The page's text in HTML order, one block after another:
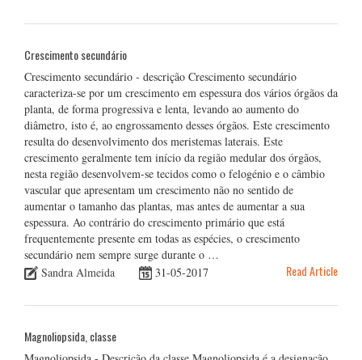
Crescimento secundário
Crescimento secundário - descrição Crescimento secundário
caracteriza-se por um crescimento em espessura dos vários órgãos da
planta, de forma progressiva e lenta, levando ao aumento do
diâmetro, isto é, ao engrossamento desses órgãos. Este crescimento
resulta do desenvolvimento dos meristemas laterais. Este
crescimento geralmente tem início da região medular dos órgãos,
nesta região desenvolvem-se tecidos como o felogénio e o câmbio
vascular que apresentam um crescimento não no sentido de
aumentar o tamanho das plantas, mas antes de aumentar a sua
espessura. Ao contrário do crescimento primário que está
frequentemente presente em todas as espécies, o crescimento
secundário nem sempre surge durante o …
Sandra Almeida
31-05-2017 Read Article
Magnoliopsida, classe